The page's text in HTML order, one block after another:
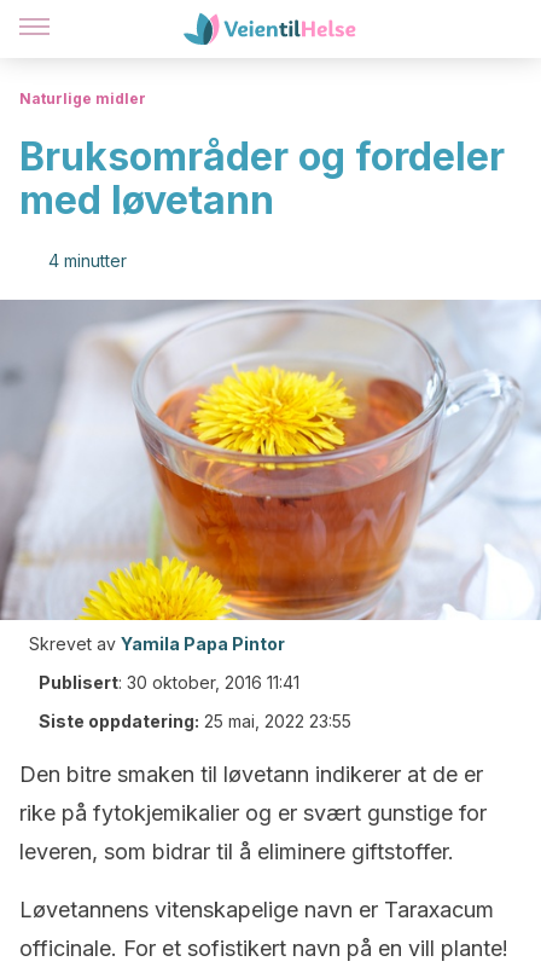
Naturlige midler
Bruksområder og fordeler
med løvetann
4 minutter
Skrevet av Yamila Papa Pintor
Publisert: 30 oktober, 2016 11:41
Siste oppdatering: 25 mai, 2022 23:55
Den bitre smaken til løvetann indikerer at de er
rike på fytokjemikalier og er svært gunstige for
leveren, som bidrar til å eliminere giftstoffer.
Løvetannens vitenskapelige navn er Taraxacum
officinale. For et sofistikert navn på en vill plante!